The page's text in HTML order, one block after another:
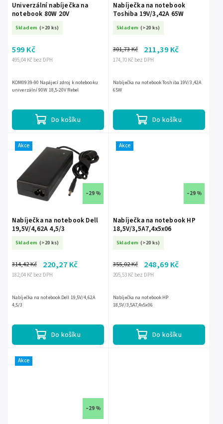
Univerzální nabíječka na
notebook 80W 20V
Skladem (>20 ks)
495,04 Kč bez DPH
599 Kč
Do košíku
KOM0939-90 Napájecí zdroj k notebooku
univerzální 90W 18,5-20V Rebel
Nabíječka na notebook
Toshiba 19V/3,42A 65W
Skladem (>20 ks)
174,70 Kč bez DPH
301,73 Kč 211,39 Kč
Do košíku
Nabíječka na notebook Toshiba 19V/3,42A
65W
Akce
–29 %
Nabíječka na notebook Dell
19,5V/4,62A 4,5/3
Skladem (>20 ks)
182,04 Kč bez DPH
314,42 Kč 220,27 Kč
Do košíku
Nabíječka na notebook Dell 19,5V/4,62A
4,5/3
Akce
–29 %
Nabíječka na notebook HP
18,5V/3,5A7,4x5x06
Skladem (>20 ks)
205,53 Kč bez DPH
355,02 Kč 248,69 Kč
Do košíku
Nabíječka na notebook HP
18,5V/3,5A7,4x5x06
Akce
–29 %